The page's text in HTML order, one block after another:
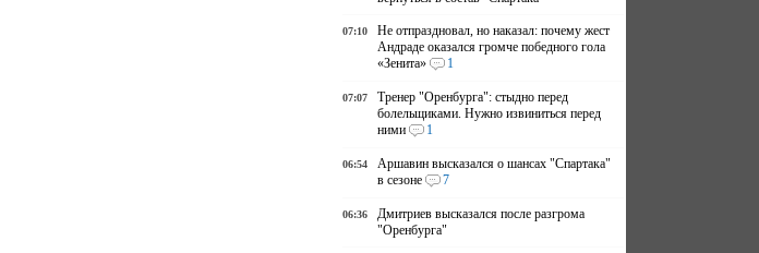
07:10
Не отпраздновал, но наказал: почему жест
Андраде оказался громче победного гола
«Зенита»
1
07:07
Тренер "Оренбурга": стыдно перед
болельщиками. Нужно извиниться перед
ними
1
06:54
Аршавин высказался о шансах "Спартака"
в сезоне
7
06:36
Дмитриев высказался после разгрома
"Оренбурга"